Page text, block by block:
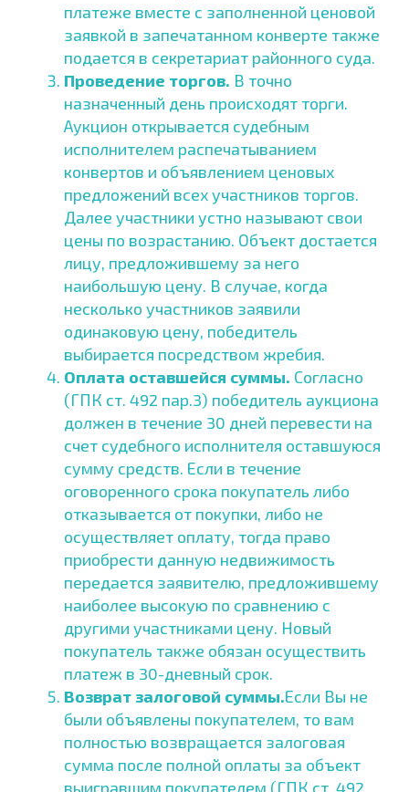
платеже вместе с заполненной ценовой
заявкой в запечатанном конверте также
подается в секретариат районного суда.
Проведение торгов. В точно
назначенный день происходят торги.
Аукцион открывается судебным
исполнителем распечатыванием
конвертов и объявлением ценовых
предложений всех участников торгов.
Далее участники устно называют свои
цены по возрастанию. Объект достается
лицу, предложившему за него
наибольшую цену. В случае, когда
несколько участников заявили
одинаковую цену, победитель
выбирается посредством жребия.
Оплата оставшейся суммы. Согласно
(ГПК ст. 492 пар.3) победитель аукциона
должен в течение 30 дней перевести на
счет судебного исполнителя оставшуюся
сумму средств. Если в течение
оговоренного срока покупатель либо
отказывается от покупки, либо не
осуществляет оплату, тогда право
приобрести данную недвижимость
передается заявителю, предложившему
наиболее высокую по сравнению с
другими участниками цену. Новый
покупатель также обязан осуществить
платеж в 30-дневный срок.
Возврат залоговой суммы.Если Вы не
были объявлены покупателем, то вам
полностью возвращается залоговая
сумма после полной оплаты за объект
выигравшим покупателем (ГПК ст. 492